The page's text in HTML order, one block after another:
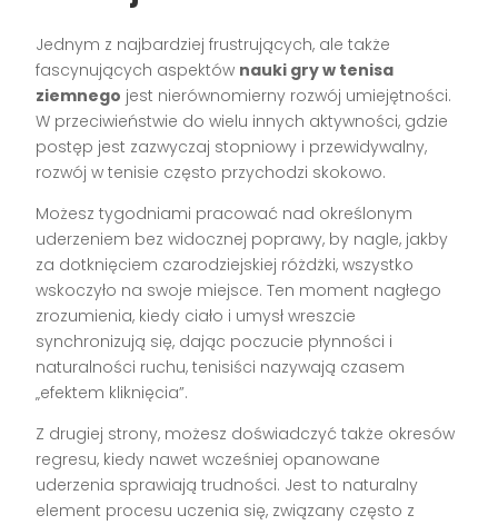
Jednym z najbardziej frustrujących, ale także
fascynujących aspektów nauki gry w tenisa
ziemnego jest nierównomierny rozwój umiejętności.
W przeciwieństwie do wielu innych aktywności, gdzie
postęp jest zazwyczaj stopniowy i przewidywalny,
rozwój w tenisie często przychodzi skokowo.
Możesz tygodniami pracować nad określonym
uderzeniem bez widocznej poprawy, by nagle, jakby
za dotknięciem czarodziejskiej różdżki, wszystko
wskoczyło na swoje miejsce. Ten moment nagłego
zrozumienia, kiedy ciało i umysł wreszcie
synchronizują się, dając poczucie płynności i
naturalności ruchu, tenisiści nazywają czasem
„efektem kliknięcia”.
Z drugiej strony, możesz doświadczyć także okresów
regresu, kiedy nawet wcześniej opanowane
uderzenia sprawiają trudności. Jest to naturalny
element procesu uczenia się, związany często z